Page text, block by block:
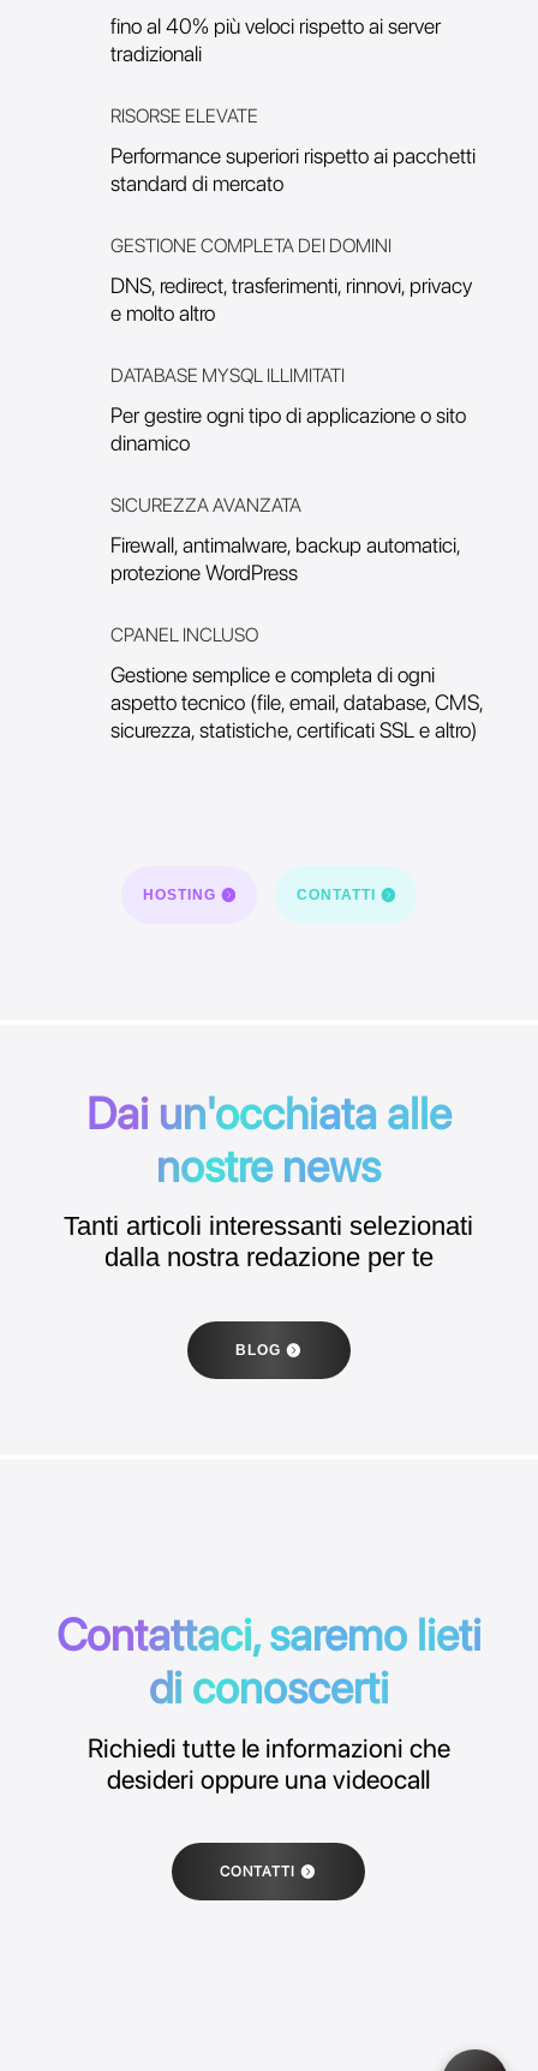
fino al 40% più veloci rispetto ai server
tradizionali
RISORSE ELEVATE
Performance superiori rispetto ai pacchetti
standard di mercato
GESTIONE COMPLETA DEI DOMINI
DNS, redirect, trasferimenti, rinnovi, privacy
e molto altro
DATABASE MYSQL ILLIMITATI
Per gestire ogni tipo di applicazione o sito
dinamico
SICUREZZA AVANZATA
Firewall, antimalware, backup automatici,
protezione WordPress
CPANEL INCLUSO
Gestione semplice e completa di ogni
aspetto tecnico (file, email, database, CMS,
sicurezza, statistiche, certificati SSL e altro)
HOSTING CONTATTI
Dai un'occhiata alle
nostre news
Tanti articoli interessanti selezionati
dalla nostra redazione per te
BLOG
Contattaci, saremo lieti
di conoscerti
Richiedi tutte le informazioni che
desideri oppure una videocall
CONTATTI